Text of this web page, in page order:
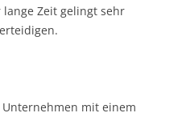
Zeit gelingt sehr
Unternehmen mit einem